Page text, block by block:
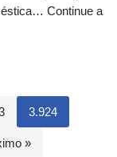
Continue a
3.924
»